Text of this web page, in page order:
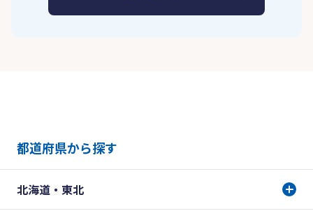
都道府県から探す
北海道・東北